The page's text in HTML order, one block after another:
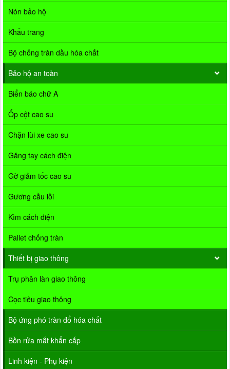
Nón bảo hộ
Khẩu trang
Bộ chống tràn dầu hóa chất
Bảo hộ an toàn
Biển báo chữ A
Ốp cột cao su
Chặn lùi xe cao su
Găng tay cách điện
Gờ giảm tốc cao su
Gương cầu lồi
Kìm cách điện
Pallet chống tràn
Thiết bị giao thông
Trụ phân làn giao thông
Cọc tiêu giao thông
Bộ ứng phó tràn đổ hóa chất
Bồn rửa mắt khẩn cấp
Linh kiện - Phụ kiện